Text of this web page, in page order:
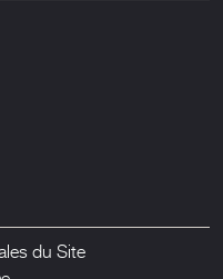
du Site